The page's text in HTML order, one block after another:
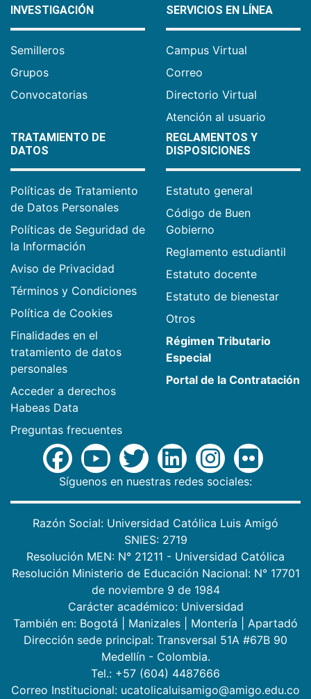
INVESTIGACIÓN
Semilleros
Grupos
Convocatorias
SERVICIOS EN LÍNEA
Campus Virtual
Correo
Directorio Virtual
Atención al usuario
TRATAMIENTO DE
DATOS
Políticas de Tratamiento
de Datos Personales
Políticas de Seguridad de
la Información
Aviso de Privacidad
Términos y Condiciones
Política de Cookies
Finalidades en el
tratamiento de datos
personales
Acceder a derechos
Habeas Data
Preguntas frecuentes
REGLAMENTOS Y
DISPOSICIONES
Estatuto general
Código de Buen
Gobierno
Reglamento estudiantil
Estatuto docente
Estatuto de bienestar
Otros
Régimen Tributario
Especial
Portal de la Contratación
Síguenos en nuestras redes sociales:
Razón Social: Universidad Católica Luis Amigó
SNIES: 2719
Resolución MEN: N° 21211 - Universidad Católica
Resolución Ministerio de Educación Nacional: N° 17701
de noviembre 9 de 1984
Carácter académico: Universidad
También en: Bogotá Manizales Montería
Apartadó
Dirección sede principal: Transversal 51A #67B 90
Medellín - Colombia.
Tel.: +57 (604) 4487666
Correo Institucional: ucatolicaluisamigo@amigo.edu.co